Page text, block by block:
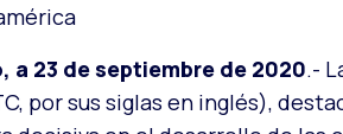
a 23 de septiembre de 2020.-
por sus siglas en inglés),